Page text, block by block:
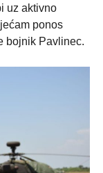
uz aktivno
ponos
bojnik Pavlinec.